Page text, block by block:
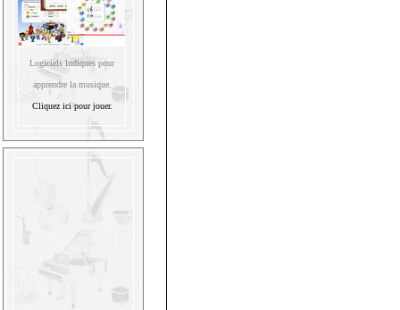
Logiciels ludiques pour
apprendre la musique.
Cliquez ici pour jouer.